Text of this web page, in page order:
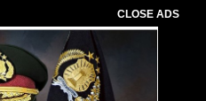
CLOSE ADS